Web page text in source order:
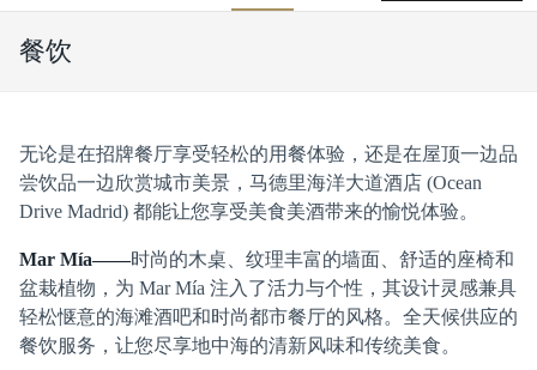
餐饮
无论是在招牌餐厅享受轻松的用餐体验，还是在屋顶一边品
尝饮品一边欣赏城市美景，马德里海洋大道酒店 (Ocean
Drive Madrid) 都能让您享受美食美酒带来的愉悦体验。
Mar Mía——时尚的木桌、纹理丰富的墙面、舒适的座椅和
盆栽植物，为 Mar Mía 注入了活力与个性，其设计灵感兼具
轻松惬意的海滩酒吧和时尚都市餐厅的风格。全天候供应的
餐饮服务，让您尽享地中海的清新风味和传统美食。